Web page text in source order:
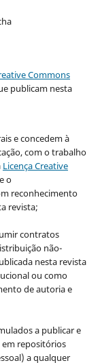
Commons
publicam nesta
e concedem à
com o trabalho
Licença Creative
o
reconhecimento
revista;
contratos
não-
nesta revista
ou como
de autoria e
a publicar e
repositórios
a qualquer